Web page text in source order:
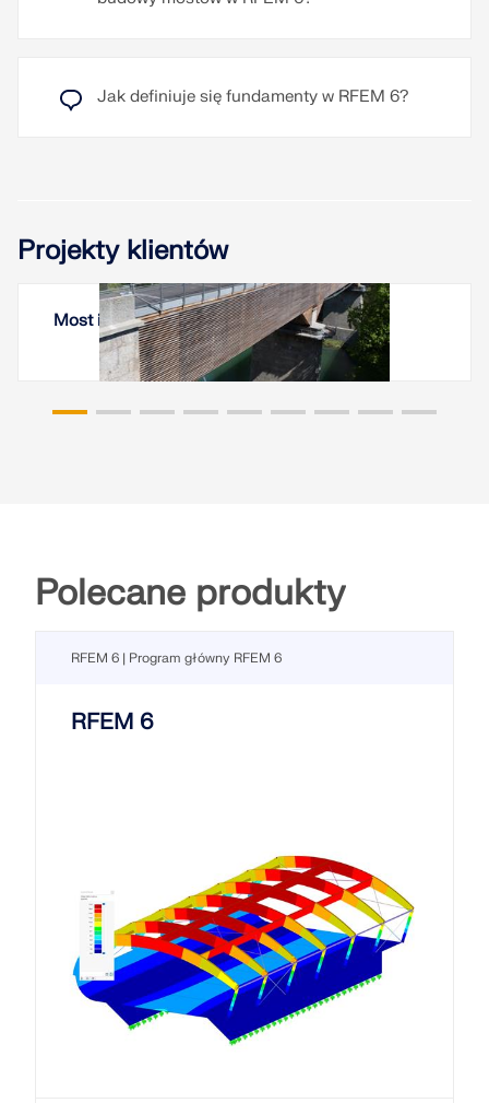
Jak definiuje się fundamenty w RFEM 6?
Projekty klientów
Most im Stützmeyerski Kempten
Polecane produkty
RFEM 6 | Program główny RFEM 6
RFEM 6